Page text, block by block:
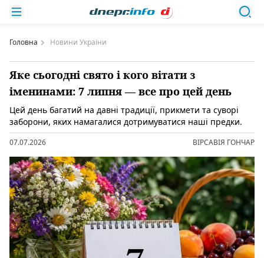
Головна Новини України
Яке сьогодні свято і кого вітати з
іменинами: 7 липня — все про цей день
Цей день багатий на давні традиції, прикмети та суворі
заборони, яких намагалися дотримуватися наші предки.
07.07.2026 ВІРСАВІЯ ГОНЧАР